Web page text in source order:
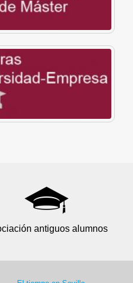
antiguos alumnos